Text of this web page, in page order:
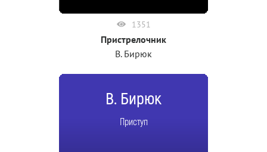
1351
Пристрелочник
В. Бирюк
В. Бирюк
Приступ